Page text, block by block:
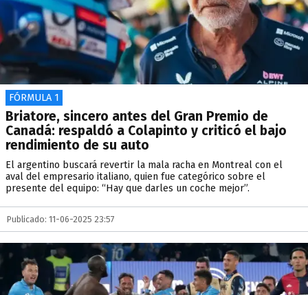
FÓRMULA 1
Briatore, sincero antes del Gran Premio de
Canadá: respaldó a Colapinto y criticó el bajo
rendimiento de su auto
El argentino buscará revertir la mala racha en Montreal con el
aval del empresario italiano, quien fue categórico sobre el
presente del equipo: “Hay que darles un coche mejor”.
Publicado: 11-06-2025 23:57